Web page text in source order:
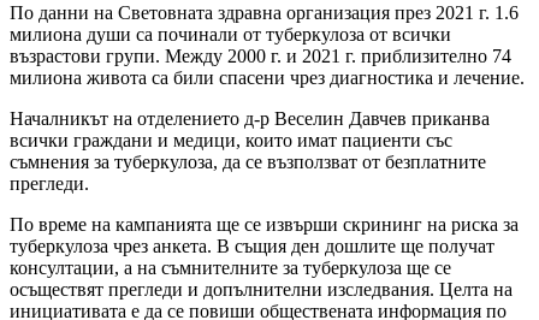
По данни на Световната здравна организация през 2021 г. 1.6
милиона души са починали от туберкулоза от всички
възрастови групи. Между 2000 г. и 2021 г. приблизително 74
милиона живота са били спасени чрез диагностика и лечение.
Началникът на отделението д-р Веселин Давчев приканва
всички граждани и медици, които имат пациенти със
съмнения за туберкулоза, да се възползват от безплатните
прегледи.
По време на кампанията ще се извърши скрининг на риска за
туберкулоза чрез анкета. В същия ден дошлите ще получат
консултации, а на съмнителните за туберкулоза ще се
осъществят прегледи и допълнителни изследвания. Целта на
инициативата е да се повиши обществената информация по